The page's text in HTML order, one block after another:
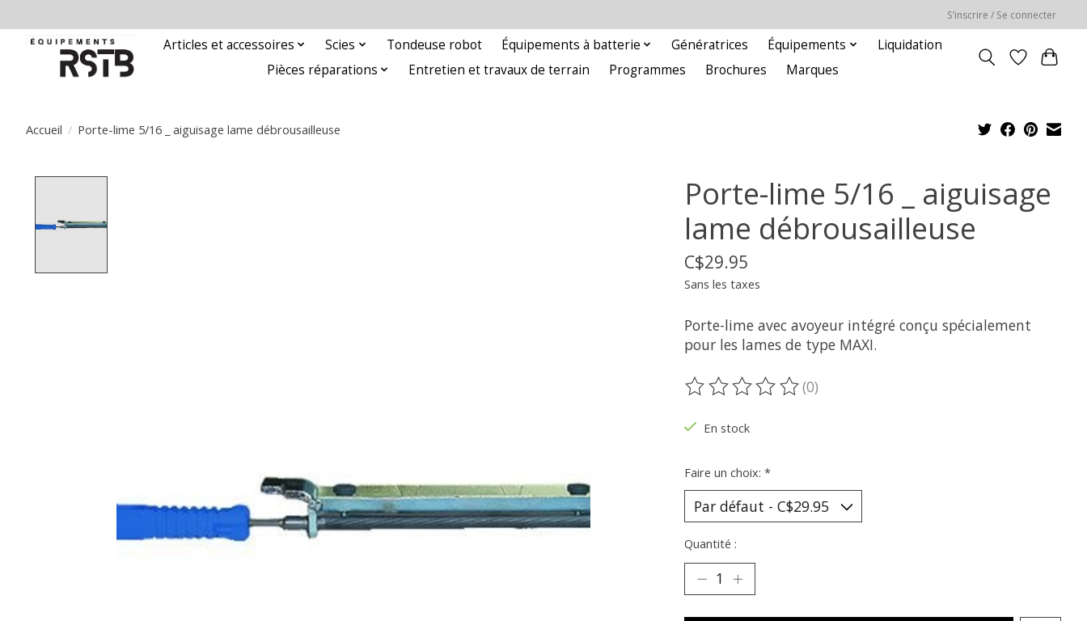
S’inscrire / Se connecter
Articles et accessoires Scies Tondeuse robot Équipements à batterie Génératrices Équipements
Liquidation
Pièces réparations
Entretien et travaux de terrain Programmes Brochures Marques
Accueil / Porte-lime 5/16 _ aiguisage lame débrousailleuse
Porte-lime 5/16 _ aiguisage
lame débrousailleuse
C$29.95
Sans les taxes
Porte-lime avec avoyeur intégré conçu spécialement
pour les lames de type MAXI.
Ce produit est évalué à
(0)
En stock
Faire un choix: *
Quantité :